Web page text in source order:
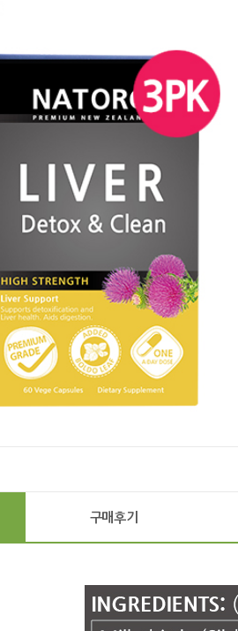
구매후기